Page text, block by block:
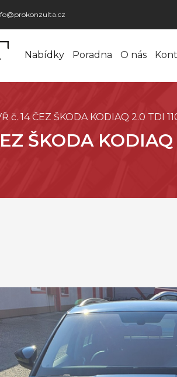
Nabídky Poradna O nás
č. 14 ČEZ ŠKODA KODIAQ 2.0 TDI
ŠKODA